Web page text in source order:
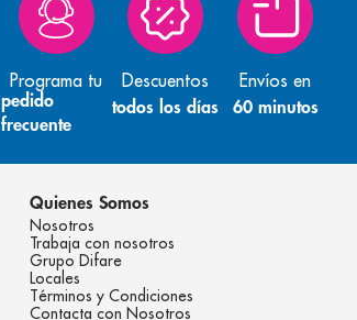
Programa tu
pedido
frecuente
Descuentos
todos los días
Envíos en
60 minutos
Quienes Somos
Nosotros
Trabaja con nosotros
Grupo Difare
Locales
Términos y Condiciones
Contacta con Nosotros